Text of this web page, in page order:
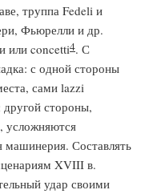
труппа Fedeli и
Фьюрелли и др.
или concetti4. С
с одной стороны
сами lazzi
стороны,
усложняются
машинерия. Составлять
XVIII в.
удар своими